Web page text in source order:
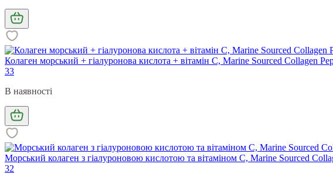
Колаген морський + гіалуронова кислота + вітамін С, Marine Sourced Collagen
33
В наявності
Морський колаген з гіалуроновою кислотою та вітаміном С, Marine Sourced
32